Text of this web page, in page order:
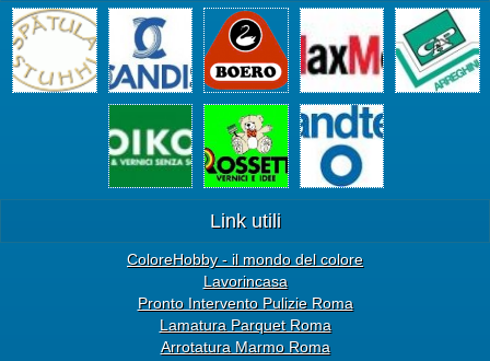
Link utili
ColoreHobby - il mondo del colore
Lavorincasa
Pronto Intervento Pulizie Roma
Lamatura Parquet Roma
Arrotatura Marmo Roma